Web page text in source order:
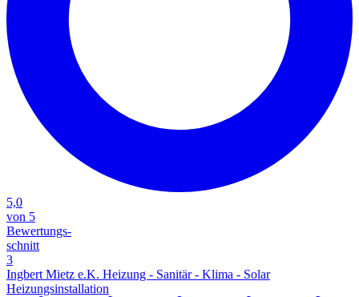
5,0
von 5
Bewertungs-
schnitt
3
Ingbert Mietz e.K. Heizung - Sanitär - Klima - Solar
Heizungsinstallation